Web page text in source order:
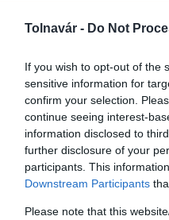
Tolnavár - Do Not
If you wish to opt-out of the
sensitive information for
confirm your selection.
continue seeing interest-
information disclosed to
further disclosure of your
participants. This
Downstream Participants
Please note that this